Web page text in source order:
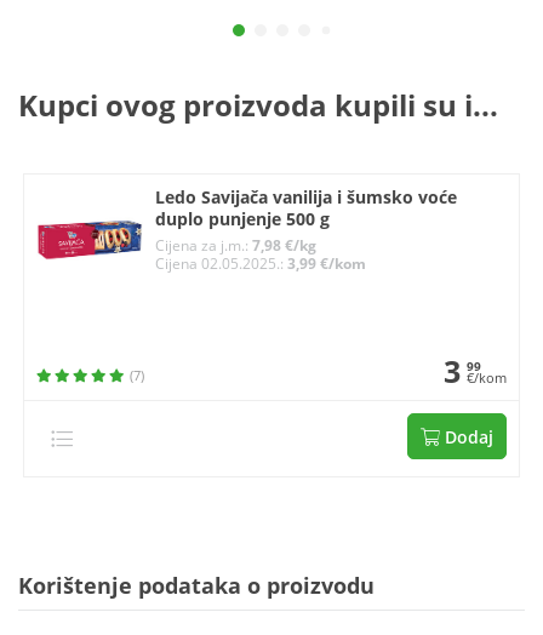
Kupci ovog proizvoda kupili su i...
Ledo Savijača vanilija i šumsko voće
duplo punjenje 500 g
Cijena za j.m.: 7,98 €/kg
Cijena 02.05.2025.: 3,99 €/kom
(7) 3 99
€/kom
Dodaj
Korištenje podataka o proizvodu